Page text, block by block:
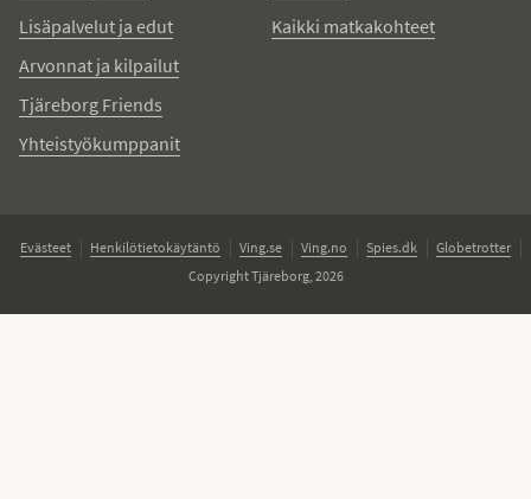
Lisäpalvelut ja edut
Arvonnat ja kilpailut
Tjäreborg Friends
Yhteistyökumppanit
Kaikki matkakohteet
Evästeet Henkilötietokäytäntö Ving.se Ving.no Spies.dk
Globetrotter
Copyright Tjäreborg, 2026